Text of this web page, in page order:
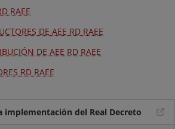
RAEE
DE AEE RD RAEE
DE AEE RD RAEE
RD RAEE
implementación del Real Decreto